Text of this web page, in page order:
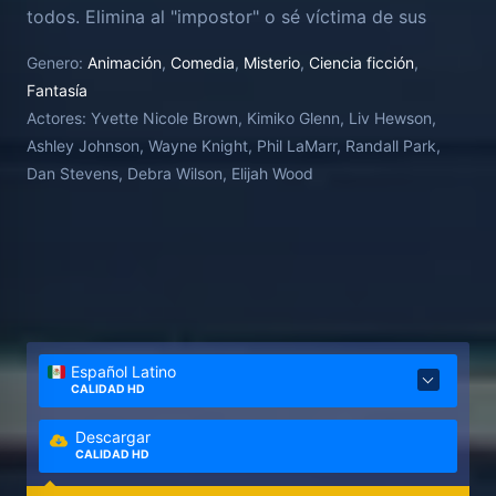
todos. Elimina al "impostor" o sé víctima de sus
Genero: Animación, Comedia, Misterio, Ciencia ficción,
Fantasía
Actores: Yvette Nicole Brown, Kimiko Glenn, Liv Hewson,
Ashley Johnson, Wayne Knight, Phil LaMarr, Randall Park,
Dan Stevens, Debra Wilson, Elijah Wood
Español Latino
CALIDAD HD
Descargar
CALIDAD HD